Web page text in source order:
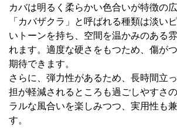
カバは明るく柔らかい色合いが特徴の
「カバザクラ」と呼ばれる種類は淡い
いトーンを持ち、空間を温かみのある
れます。適度な硬さをもつため、傷が
期待できます。
さらに、弾力性があるため、長時間立
担が軽減されるところも過ごしやすさ
ラルな風合いを楽しみつつ、実用性も
す。